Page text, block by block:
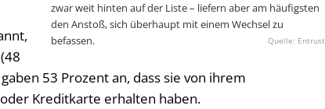
zwar weit hinten auf der Liste – liefern aber am häufigsten
den Anstoß, sich überhaupt mit einem Wechsel zu
befassen.
Entrust
53 Prozent an, dass sie von ihrem
Kreditkarte erhalten haben.